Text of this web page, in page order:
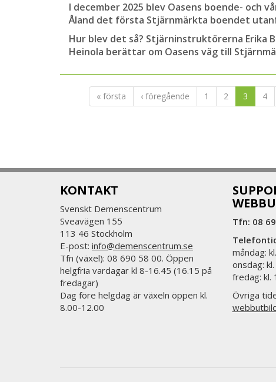
I december 2025 blev Oasens boende- och
Åland det första Stjärnmärkta boendet
Hur blev det så? Stjärninstruktörerna Erika
Heinola berättar om Oasens väg till
« första ‹ föregående 1 2 3 4
KONTAKT
Svenskt Demenscentrum
Sveavägen 155
113 46 Stockholm
E-post: info@demenscentrum.se
Tfn (växel): 08 690 58 00. Öppen
helgfria vardagar kl 8-16.45 (16.15 på
fredagar)
Dag före helgdag är växeln öppen kl.
8.00-12.00
Tfn: 08
måndag:
onsdag:
fredag: kl.
Övriga